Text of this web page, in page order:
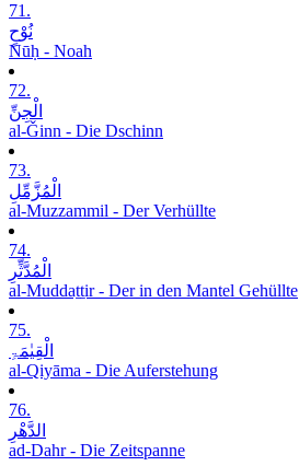
71.
نُوْحٍ
Nūḥ - Noah
72.
الْجِنِّ
al-Ǧinn - Die Dschinn
73.
الْمُزَّمِّلِ
al-Muzzammil - Der Verhüllte
74.
الْمُدَّثِّرِ
al-Muddaṯṯir - Der in den Mantel Gehüllte
75.
الْقِیٰمَۃِ
al-Qiyāma - Die Auferstehung
76.
الدَّھْرِ
ad-Dahr - Die Zeitspanne